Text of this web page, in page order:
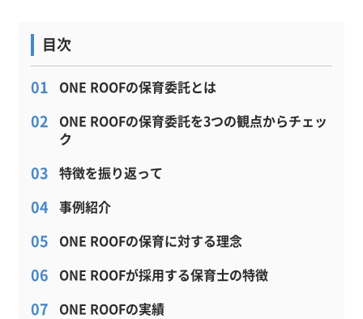
ONE ROOFの保育委託とは
ONE ROOFの保育委託を3つの観点からチェッ
ク
特徴を振り返って
事例紹介
ONE ROOFの保育に対する理念
ONE ROOFが採用する保育士の特徴
ONE ROOFの実績